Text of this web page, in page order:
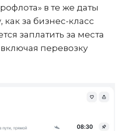
в те же даты
за бизнес-класс
заплатить за места
перевозку